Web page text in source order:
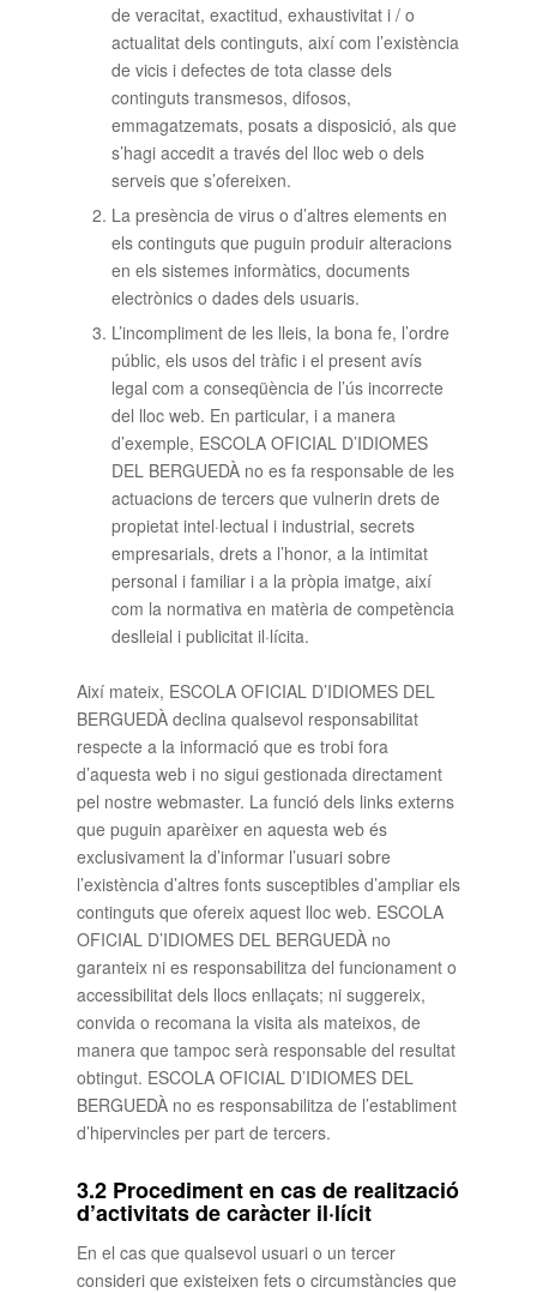
de veracitat, exactitud, exhaustivitat i / o
actualitat dels continguts, així com l’existència
de vicis i defectes de tota classe dels
continguts transmesos, difosos,
emmagatzemats, posats a disposició, als que
s’hagi accedit a través del lloc web o dels
serveis que s’ofereixen.
La presència de virus o d’altres elements en
els continguts que puguin produir alteracions
en els sistemes informàtics, documents
electrònics o dades dels usuaris.
L’incompliment de les lleis, la bona fe, l’ordre
públic, els usos del tràfic i el present avís
legal com a conseqüència de l’ús incorrecte
del lloc web. En particular, i a manera
d’exemple, ESCOLA OFICIAL D’IDIOMES
DEL BERGUEDÀ no es fa responsable de les
actuacions de tercers que vulnerin drets de
propietat intel·lectual i industrial, secrets
empresarials, drets a l’honor, a la intimitat
personal i familiar i a la pròpia imatge, així
com la normativa en matèria de competència
deslleial i publicitat il·lícita.
Així mateix, ESCOLA OFICIAL D’IDIOMES DEL
BERGUEDÀ declina qualsevol responsabilitat
respecte a la informació que es trobi fora
d’aquesta web i no sigui gestionada directament
pel nostre webmaster. La funció dels links externs
que puguin aparèixer en aquesta web és
exclusivament la d’informar l’usuari sobre
l’existència d’altres fonts susceptibles d’ampliar els
continguts que ofereix aquest lloc web. ESCOLA
OFICIAL D’IDIOMES DEL BERGUEDÀ no
garanteix ni es responsabilitza del funcionament o
accessibilitat dels llocs enllaçats; ni suggereix,
convida o recomana la visita als mateixos, de
manera que tampoc serà responsable del resultat
obtingut. ESCOLA OFICIAL D’IDIOMES DEL
BERGUEDÀ no es responsabilitza de l’establiment
d’hipervincles per part de tercers.
3.2 Procediment en cas de realització
d’activitats de caràcter il·lícit
En el cas que qualsevol usuari o un tercer
consideri que existeixen fets o circumstàncies que